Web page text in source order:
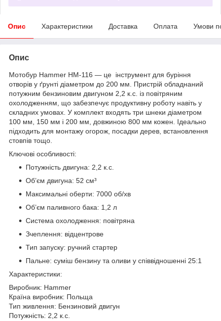
Опис Характеристики Доставка Оплата Умови
Опис
Мотобур Hammer HM-116 — це інструмент для буріння
отворів у ґрунті діаметром до 200 мм. Пристрій обладнаний
потужним бензиновим двигуном 2,2 к.с. із повітряним
охолодженням, що забезпечує продуктивну роботу навіть у
складних умовах. У комплект входять три шнеки діаметром
100 мм, 150 мм і 200 мм, довжиною 800 мм кожен. Ідеально
підходить для монтажу огорож, посадки дерев, встановлення
стовпів тощо.
Ключові особливості:
Потужність двигуна: 2,2 к.с.
Об’єм двигуна: 52 см³
Максимальні оберти: 7000 об/хв
Об’єм паливного бака: 1,2 л
Система охолодження: повітряна
Зчеплення: відцентрове
Тип запуску: ручний стартер
Пальне: суміш бензину та оливи у співвідношенні 25:1
Характеристики:
Виробник: Hammer
Країна виробник: Польща
Тип живлення: Бензиновий двигун
Потужність: 2,2 к.с.